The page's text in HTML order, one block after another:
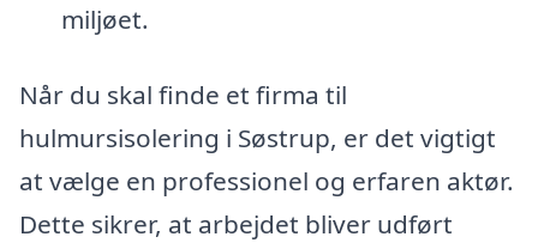
miljøet.
Når du skal finde et firma til
hulmursisolering i Søstrup, er det vigtigt
at vælge en professionel og erfaren aktør.
Dette sikrer, at arbejdet bliver udført